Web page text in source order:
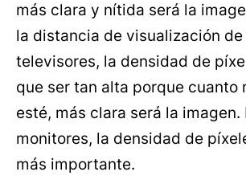
más clara y nítida será la
la distancia de visualización de
televisores, la densidad de
que ser tan alta porque cuanto
esté, más clara será la imagen.
monitores, la densidad de
más importante.